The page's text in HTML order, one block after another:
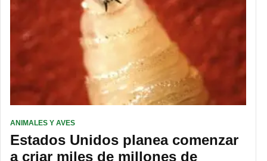
ANIMALES Y AVES
Estados Unidos planea comenzar
a criar miles de millones de